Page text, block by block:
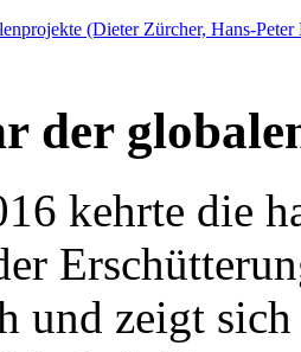
(Dieter Zürcher, Hans-
der
kehrte die
und zeigt